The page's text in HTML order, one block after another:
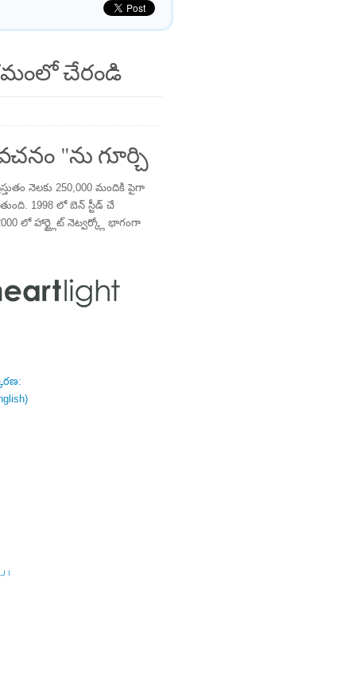
చేరండి
"ను గూర్చి
నెలకు 250,000 మందికి పైగా
1998 లో బెన్ స్టీడ్ చే
లో హార్ట్లైట్ నెట్వర్క్లో భాగంగా